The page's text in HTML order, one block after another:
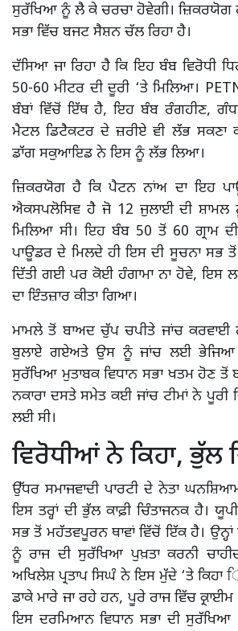
ਸੁਰੱਖਿਆ ਨੂੰ ਲੈ ਕੇ ਚਰਚਾ ਹੋਵੇਗੀ। ਜ਼ਿਕਰਯੋਗ
ਸਭਾ ਵਿੱਚ ਬਜਟ ਸੈਸ਼ਨ ਚੱਲ ਰਿਹਾ ਹੈ।
ਦੱਸਿਆ ਜਾ ਰਿਹਾ ਹੈ ਕਿ ਇਹ ਬੰਬ ਵਿਰੋਧੀ
50-60 ਮੀਟਰ ਦੀ ਦੂਰੀ ‘ਤੇ ਮਿਲਿਆ।
ਬੰਬਾਂ ਵਿੱਚੋਂ ਇੱਥ ਹੈ, ਇਹ ਬੰਬ ਰੰਗਹੀਣ,
ਮੈਟਲ ਡਿਟੈਕਟਰ ਦੇ ਜ਼ਰੀਏ ਵੀ ਲੱਭ ਸਕਣਾ
ਡਾੱਗ ਸਕੁਆਇਡ ਨੇ ਇਸ ਨੂੰ ਲੱਭ ਲਿਆ।
ਜ਼ਿਕਰਯੋਗ ਹੈ ਕਿ ਪੈਟਨ ਨਾਂਅ ਦਾ ਇਹ
ਐਕਸਪਲੋਸਿਵ ਹੈ ਜੋ 12 ਜੁਲਾਈ ਦੀ ਸ਼ਾਮਲ
ਮਿਲਿਆ ਸੀ। ਇਹ ਬੰਬ 50 ਤੋਂ 60 ਗ੍ਰਾਮ ਦੀ
ਪਾਊਡਰ ਦੇ ਮਿਲਦੇ ਹੀ ਇਸ ਦੀ ਸੂਚਨਾ ਸਭ
ਦਿੱਤੀ ਗਈ ਪਰ ਕੋਈ ਹੰਗਾਮਾ ਨਾ ਹੋਵੇ, ਇਸ
ਦਾ ਇੰਤਜ਼ਾਰ ਕੀਤਾ ਗਿਆ।
ਮਾਮਲੇ ਤੋਂ ਬਾਅਦ ਚੁੱਪ ਚਪੀਤੇ ਜਾਂਚ ਕਰਵਾਈ
ਬੁਲਾਏ ਗਏਅਤੇ ਉਸ ਨੂੰ ਜਾਂਚ ਲਈ ਭੇਜਿਆ
ਸੁਰੱਖਿਆ ਮੁਤਾਬਕ ਵਿਧਾਨ ਸਭਾ ਖਤਮ ਹੋਣ ਤੋਂ
ਨਕਾਰਾ ਦਸਤੇ ਸਮੇਤ ਕਈ ਜਾਂਚ ਟੀਮਾਂ ਨੇ ਪੂਰੀ
ਲਈ ਸੀ।
ਵਿਰੋਧੀਆਂ ਨੇ ਕਿਹਾ, ਭੁੱਲ
ਉੱਧਰ ਸਮਾਜਵਾਦੀ ਪਾਰਟੀ ਦੇ ਨੇਤਾ
ਇਸ ਤਰ੍ਹਾਂ ਦੀ ਭੁੱਲ ਕਾਫ਼ੀ ਚਿੰਤਾਜਨਕ ਹੈ।
ਸਭ ਤੋਂ ਮਹੱਤਵਪੂਰਨ ਥਾਵਾਂ ਵਿੱਚੋਂ ਇੱਕ ਹੈ। ਉਨ੍ਹਾਂ
ਨੂੰ ਰਾਜ ਦੀ ਸੁਰੱਖਿਆ ਪੁਖ਼ਤਾ ਕਰਨੀ
ਅਖਿਲੇਸ਼ ਪ੍ਰਤਾਪ ਸਿਘੰ ਨੇ ਇਸ ਮੁੱਦੇ ‘ਤੇ
ਡਾਕੇ ਮਾਰੇ ਜਾ ਰਹੇ ਹਨ, ਪੂਰੇ ਰਾਜ ਵਿੱਚ ਕ੍ਰਾਈਮ
ਇਸ ਦਰਮਿਆਨ ਵਿਧਾਨ ਸਭਾ ਦੀ ਸੁਰੱਖਿਆ